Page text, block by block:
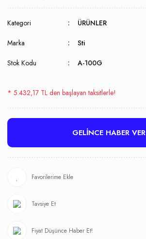
Kategori ÜRÜNLER
Marka Sti
Stok Kodu A-100G
* 5.432,17 TL den başlayan taksitlerle!
GELİNCE HABER VER
Tavsiye Et
Fiyat Düşünce Haber Et!